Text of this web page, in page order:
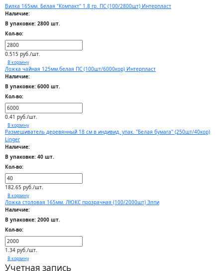
Вилка 165мм. Белая "Компакт" 1.8 гр. ПС (100/2800шт) Интерпласт
Наличие:
В упаковке: 2800 шт.
Кол-во:
0.515 руб./шт.
В корзину
Ложка чайная 125мм.белая ПС (100шт/6000кор) Интерпласт
Наличие:
В упаковке: 6000 шт.
Кол-во:
0.41 руб./шт.
В корзину
Размешиватель деревянный 18 см в индивид. упак. "Белая бумага" (250шт/40кор)
Linger
Наличие:
В упаковке: 40 шт.
Кол-во:
182.65 руб./шт.
В корзину
Ложка столовая 165мм. ЛЮКС прозрачная (100/2000шт) Элпи
Наличие:
В упаковке: 2000 шт.
Кол-во:
1.34 руб./шт.
В корзину
Учетная запись